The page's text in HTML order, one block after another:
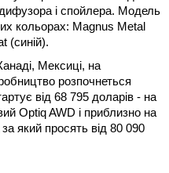
і спойлера. Модель
кольорах: Magnus Metal
(синій).
Мексиці, на
розпочнеться
від 68 795 доларів - на
Optiq AWD і приблизно на
який просять від 80 090